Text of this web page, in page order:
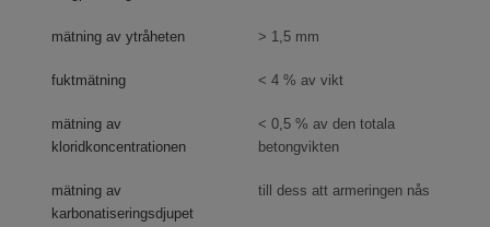
mätning av ytråheten > 1,5 mm
fuktmätning < 4 % av vikt
mätning av
kloridkoncentrationen
< 0,5 % av den totala
betongvikten
mätning av
karbonatiseringsdjupet
till dess att armeringen nås